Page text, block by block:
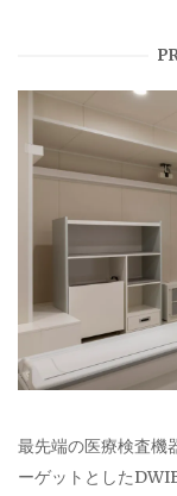
最先端の医療検査機
ーゲットとした